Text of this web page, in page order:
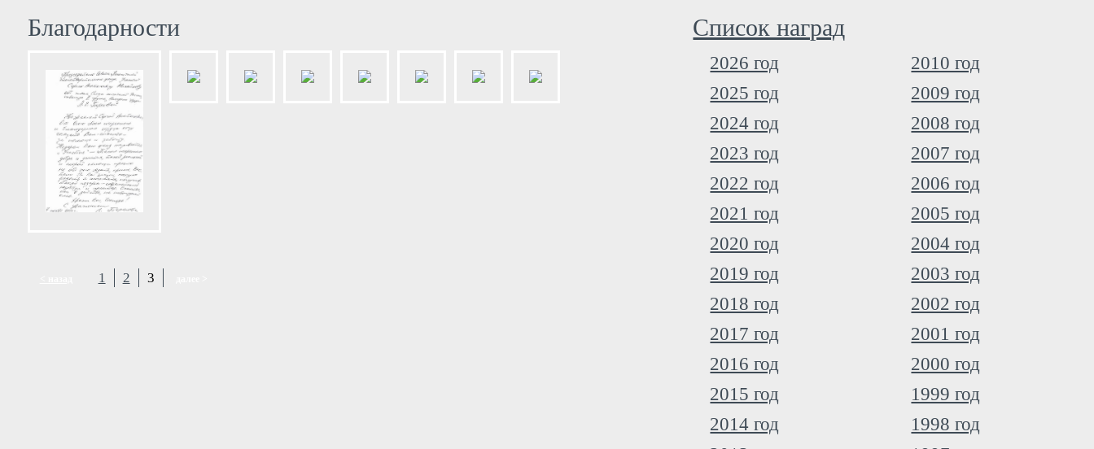
Благодарности
1 2 3
Список наград
2026 год
2025 год
2024 год
2023 год
2022 год
2021 год
2020 год
2019 год
2018 год
2017 год
2016 год
2015 год
2014 год
2010 год
2009 год
2008 год
2007 год
2006 год
2005 год
2004 год
2003 год
2002 год
2001 год
2000 год
1999 год
1998 год